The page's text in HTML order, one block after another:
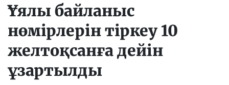
Ұялы байланыс
нөмірлерін тіркеу 10
желтоқсанға дейін
ұзартылды